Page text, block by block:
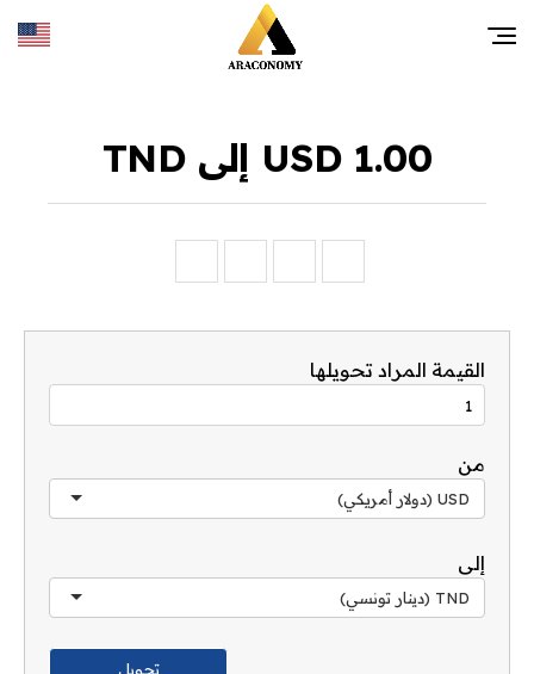
1.00 USD إلى TND
القيمة المراد تحويلها
من
USD (دولار أمريكي)
إلى
TND (دينار تونسي)